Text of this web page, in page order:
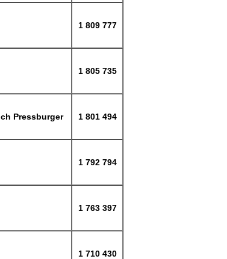
1 809 777
1 805 735
Pressburger 1 801 494
1 792 794
1 763 397
1 710 430